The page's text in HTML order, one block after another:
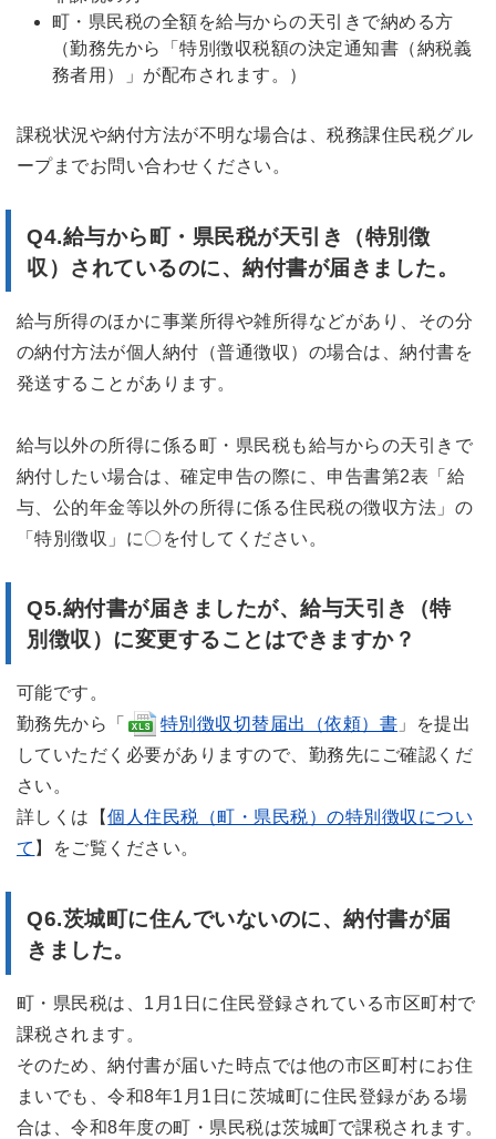
町・県民税の全額を給与からの天引きで納める方
（勤務先から「特別徴収税額の決定通知書（納税義
務者用）」が配布されます。）
課税状況や納付方法が不明な場合は、税務課住民税グル
ープまでお問い合わせください。
Q4.給与から町・県民税が天引き（特別徴
収）されているのに、納付書が届きました。
給与所得のほかに事業所得や雑所得などがあり、その分
の納付方法が個人納付（普通徴収）の場合は、納付書を
発送することがあります。
給与以外の所得に係る町・県民税も給与からの天引きで
納付したい場合は、確定申告の際に、申告書第2表「給
与、公的年金等以外の所得に係る住民税の徴収方法」の
「特別徴収」に〇を付してください。
Q5.納付書が届きましたが、給与天引き（特
別徴収）に変更することはできますか？
可能です。
勤務先から「
特別徴収切替届出（依頼）書 」を提出
していただく必要がありますので、勤務先にご確認くだ
さい。
詳しくは【個人住民税（町・県民税）の特別徴収につい
て 】をご覧ください。
Q6.茨城町に住んでいないのに、納付書が届
きました。
町・県民税は、1月1日に住民登録されている市区町村で
課税されます。
そのため、納付書が届いた時点では他の市区町村にお住
まいでも、令和8年1月1日に茨城町に住民登録がある場
合は、令和8年度の町・県民税は茨城町で課税されます。